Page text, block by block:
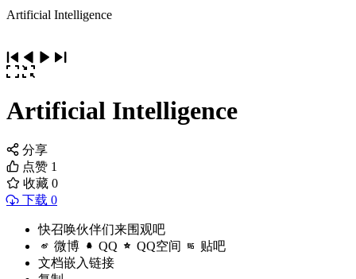
Artificial Intelligence
Artificial Intelligence
分享
点赞 1
收藏 0
下载 0
快召唤伙伴们来围观吧
微博 QQ QQ空间 贴吧
文档嵌入链接